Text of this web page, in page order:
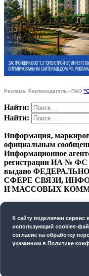
Реклама. Рекламодатель - ПАО
Найти:
Найти:
Информация,
официальным
Информационное
регистрации ИА № ФС
выдано
СФЕРЕ СВЯЗИ,
И МАССОВЫХ
СОГЛАСИЕ НА
ДАННЫХ
К cайту подключен сервис
использующий cookies-
согласие на обработку
указанном в Политике